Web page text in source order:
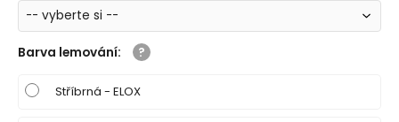
Barva lemování:
Stříbrná - ELOX